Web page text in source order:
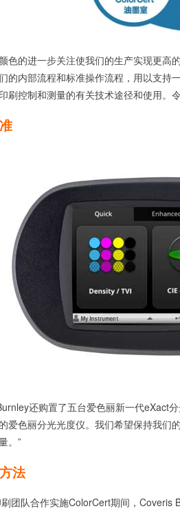
色的进一步关注使我们的生产实现更高
的内部流程和标准操作流程，用以支持
刷控制和测量的有关技术途径和使用。
还购置了五台爱色丽新一代eXact
爱色丽分光光度仪。我们希望保持我们
。”
法
团队合作实施ColorCert期间，Coveris